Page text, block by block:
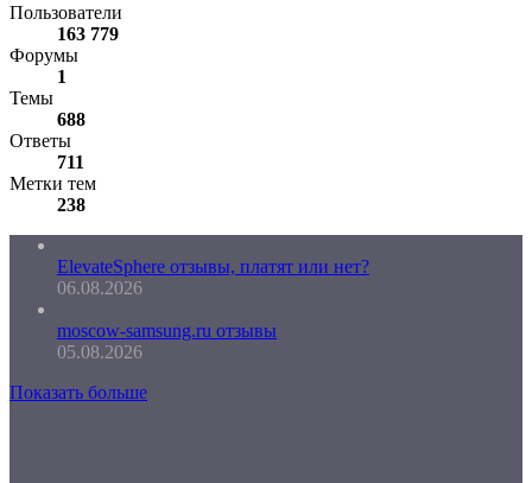
Пользователи
163 779
Форумы
1
Темы
688
Ответы
711
Метки тем
238
ElevateSphere отзывы, платят или нет?
06.08.2026
moscow-samsung.ru отзывы
05.08.2026
Показать больше